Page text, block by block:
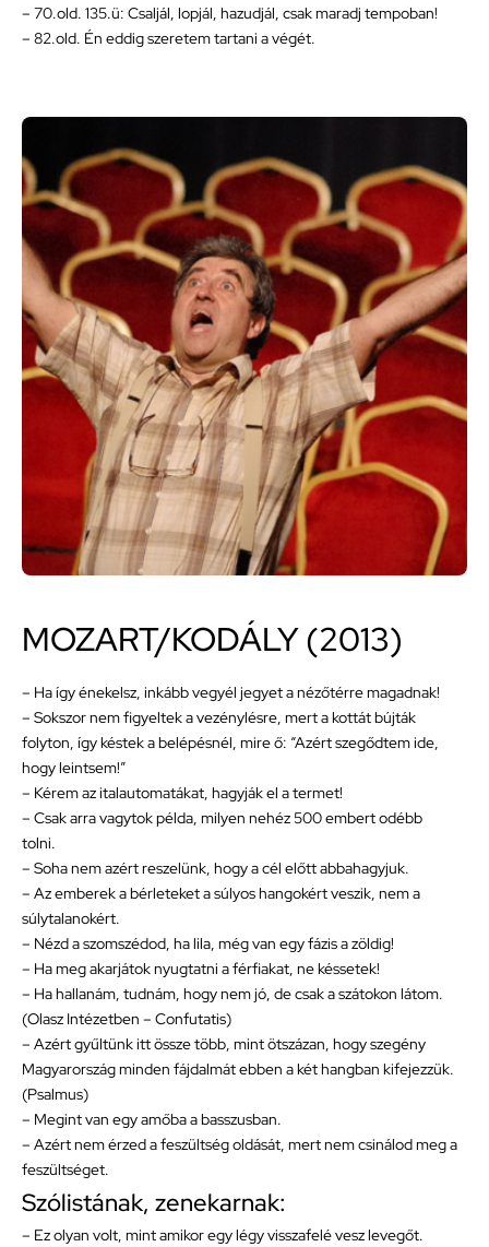
– 70.old. 135.ü: Csaljál, lopjál, hazudjál, csak maradj tempoban!
– 82.old. Én eddig szeretem tartani a végét.
MOZART/KODÁLY (2013)
– Ha így énekelsz, inkább vegyél jegyet a nézőtérre magadnak!
– Sokszor nem figyeltek a vezénylésre, mert a kottát bújták
folyton, így késtek a belépésnél, mire ő: “Azért szegődtem ide,
hogy leintsem!”
– Kérem az italautomatákat, hagyják el a termet!
– Csak arra vagytok példa, milyen nehéz 500 embert odébb
tolni.
– Soha nem azért reszelünk, hogy a cél előtt abbahagyjuk.
– Az emberek a bérleteket a súlyos hangokért veszik, nem a
súlytalanokért.
– Nézd a szomszédod, ha lila, még van egy fázis a zöldig!
– Ha meg akarjátok nyugtatni a férfiakat, ne késsetek!
– Ha hallanám, tudnám, hogy nem jó, de csak a szátokon látom.
(Olasz Intézetben – Confutatis)
– Azért gyűltünk itt össze több, mint ötszázan, hogy szegény
Magyarország minden fájdalmát ebben a két hangban kifejezzük.
(Psalmus)
– Megint van egy amőba a basszusban.
– Azért nem érzed a feszültség oldását, mert nem csinálod meg a
feszültséget.
Szólistának, zenekarnak:
– Ez olyan volt, mint amikor egy légy visszafelé vesz levegőt.